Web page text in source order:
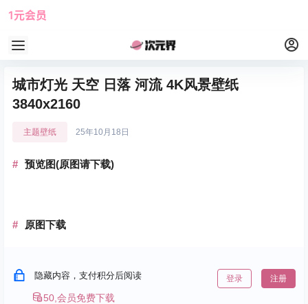
1元会员
城市灯光 天空 日落 河流 4K风景壁纸
3840x2160
主题壁纸 25年10月18日
预览图(原图请下载)
原图下载
隐藏内容，支付积分后阅读
50,会员免费下载
登录 注册